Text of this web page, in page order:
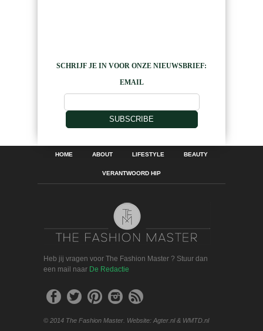
SCHRIJF JE IN VOOR ONZE NIEUWSBRIEF:
EMAIL
SUBSCRIBE
HOME ABOUT LIFESTYLE BEAUTY
VERANTWOORD HIP
Heb jij vragen voor The Fashion Master ? Stuur dan
een mail naar De Redactie
© 2014 The Fashion Master. Website: Agter.nl & WMTD.nl